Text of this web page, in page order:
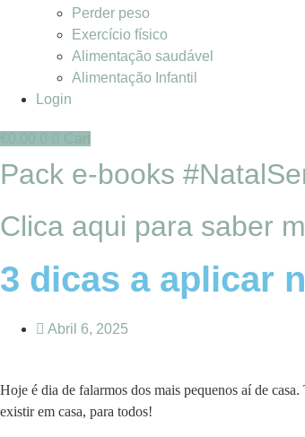
Perder peso
Exercício físico
Alimentação saudável
Alimentação Infantil
Login
Pack e-books
Clica aqui para saber
3 dicas a aplicar
Abril 6, 2025
Hoje é dia de falarmos dos mais pequenos aí de
existir em casa, para todos!